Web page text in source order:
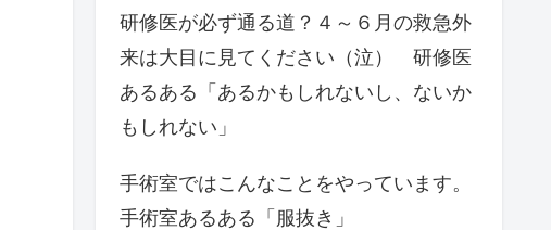
研修医が必ず通る道？４～６月の救急外
来は大目に見てください（泣） 研修医
あるある「あるかもしれないし、ないか
もしれない」
手術室ではこんなことをやっています。
手術室あるある「服抜き」